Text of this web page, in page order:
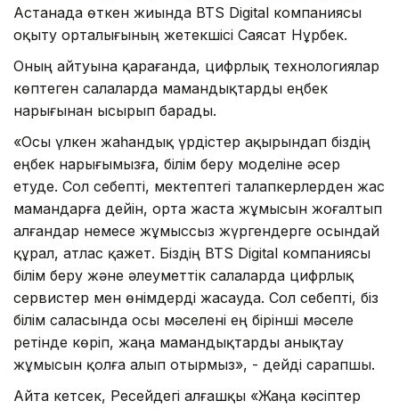
Астанада өткен жиында BTS Digital компаниясы
оқыту орталығының жетекшісі Саясат Нұрбек.
Оның айтуына қарағанда, цифрлық технологиялар
көптеген салаларда мамандықтарды еңбек
нарығынан ысырып барады.
«Осы үлкен жаһандық үрдістер ақырындап біздің
еңбек нарығымызға, білім беру моделіне әсер
етуде. Сол себепті, мектептегі талапкерлерден жас
мамандарға дейін, орта жаста жұмысын жоғалтып
алғандар немесе жұмыссыз жүргендерге осындай
құрал, атлас қажет. Біздің BTS Digital компаниясы
білім беру және әлеуметтік салаларда цифрлық
сервистер мен өнімдерді жасауда. Сол себепті, біз
білім саласында осы мәселені ең бірінші мәселе
ретінде көріп, жаңа мамандықтарды анықтау
жұмысын қолға алып отырмыз», - дейді сарапшы.
Айта кетсек, Ресейдегі алғашқы «Жаңа кәсіптер